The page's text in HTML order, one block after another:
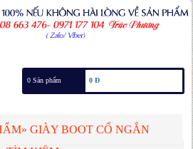
»GIÀY BOOT CỔ NGẮN
0 Sản phẩm 0 Đ